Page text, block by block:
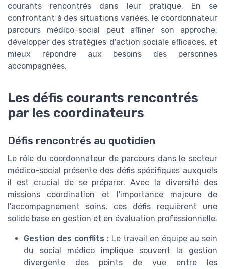
courants rencontrés dans leur pratique. En se
confrontant à des situations variées, le coordonnateur
parcours médico-social peut affiner son approche,
développer des stratégies d'action sociale efficaces, et
mieux répondre aux besoins des personnes
accompagnées.
Les défis courants rencontrés
par les coordinateurs
Défis rencontrés au quotidien
Le rôle du coordonnateur de parcours dans le secteur
médico-social présente des défis spécifiques auxquels
il est crucial de se préparer. Avec la diversité des
missions coordination et l'importance majeure de
l'accompagnement soins, ces défis requièrent une
solide base en gestion et en évaluation professionnelle.
Gestion des conflits : Le travail en équipe au sein
du social médico implique souvent la gestion
divergente des points de vue entre les